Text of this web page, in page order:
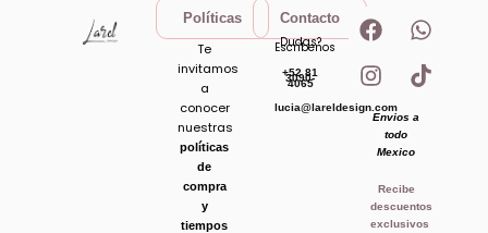
Políticas
Te
invitamos
a
conocer
nuestras
políticas
de
compra
y
tiempos
Contacto
Dudas?
Escribenos
+52 81
3090-
4065
lucia@lareldesign.com
F
a
c
e
b
o
o
k
W
h
a
t
I
n
s
t
a
g
r
a
m
T
i
k
t
Envios a
todo
Mexico
Recibe
descuentos
exclusivos